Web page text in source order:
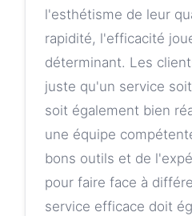
l'esthétisme de leur
rapidité, l'efficacité
déterminant. Les
juste qu'un service
soit également bien
une équipe
bons outils et de
pour faire face à
service efficace doit